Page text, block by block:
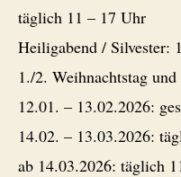
täglich 11 – 17 Uhr
Heiligabend / Silvester:
1./2. Weihnachtstag
12.01. – 13.02.2026:
14.02. – 13.03.2026:
ab 14.03.2026: täglich